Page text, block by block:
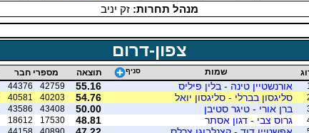
מנהל תחרות:זק יניב
צפון-דרום
שמות סניף תוצאה מספרי חבר
1
אורנשטיין טינה - בלין פיליס 55.16
42759
44376
סליגסון בברלי - סליגסון יואל 54.76
40203
40581
ברן אורי - טיגר סטיבן 50.00
43408
43586
גרוס צבי - דגון אסתר 48.81
17530
18612